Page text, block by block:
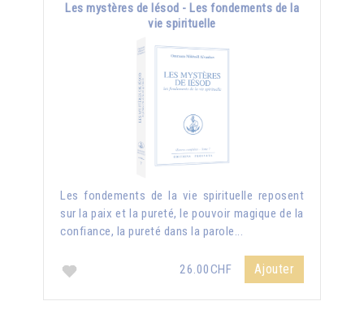
Les mystères de Iésod - Les fondements de la
vie spirituelle
Les fondements de la vie spirituelle reposent
sur la paix et la pureté, le pouvoir magique de la
confiance, la pureté dans la parole...
26.00CHF Ajouter